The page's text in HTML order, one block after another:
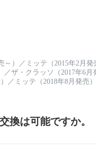
～） ／ ミッテ（2015年2月発
／ザ・クラッソ（2017年6月
／ ミッテ（2018年8月発売）
換は可能ですか。